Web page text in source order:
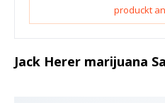
produckt
Jack Herer marijuana